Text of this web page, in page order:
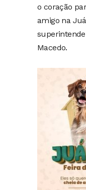
o coração
amigo na
Macedo.